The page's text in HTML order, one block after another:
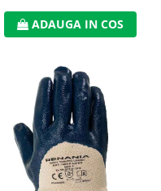
ADAUGA IN COS